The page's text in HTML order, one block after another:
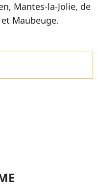
Mantes-la-Jolie, de
Maubeuge.